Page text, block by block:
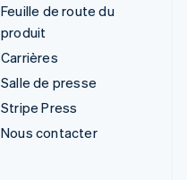
Feuille de route du
produit
Carrières
Salle de presse
Stripe Press
Nous contacter